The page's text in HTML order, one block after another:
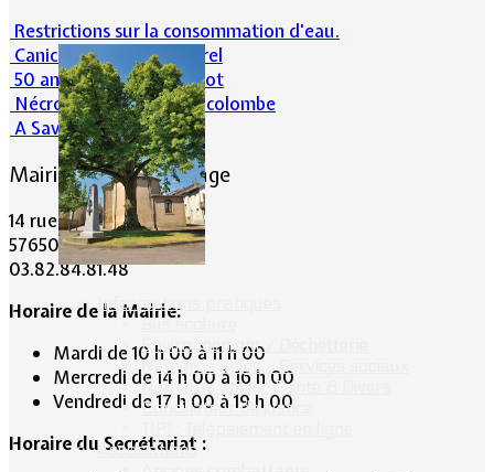
Informations pratiques
Bus scolaire
Environnement / Déchetterie
Numéros utiles - Services sociaux
Numéros utiles -Santé & Divers
Conciliateur de justice
Associations
Restrictions sur la consommation d'eau.
Canicule et milieu naturel
50 ans d’histoires de foot
Nécrologie : Norbert Lacolombe
A Savoir-Juin 2026
Mairie de Lommerange
14 rue Maréchal Joffre
57650 LOMMERANGE
03.82.84.81.48
Horaire de la Mairie:
Mardi de 10 h 00 à 11 h 00
Mercredi de 14 h 00 à 16 h 00
Vendredi de 17 h 00 à 19 h 00
Horaire du Secrétariat :